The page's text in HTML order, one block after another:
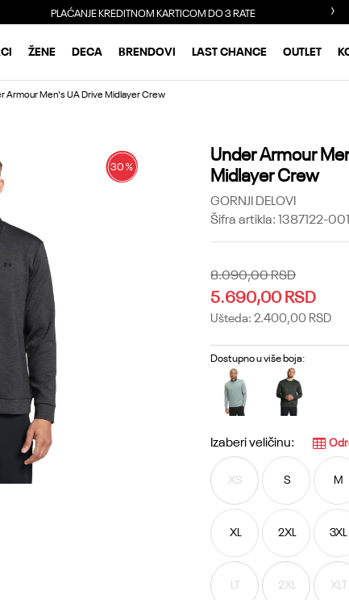
PLAĆANJE KREDITNOM KARTICOM DO 3 RATE
ŽENE DECA BRENDOVI LAST CHANCE OUTLET
Armour Men's UA Drive Midlayer Crew
30%
Under Armour
Midlayer Crew
GORNJI DELOVI
Šifra artikla:1387122-001
8.090,00RSD
5.690,00RSD
Ušteda: 2.400,00 RSD
Dostupno u više boja:
Izaberi veličinu:
XS S M
XL 2XL 3XL
LT 2XL XLT